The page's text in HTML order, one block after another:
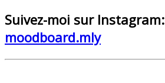
Suivez-moi sur Instagram:
moodboard.mly